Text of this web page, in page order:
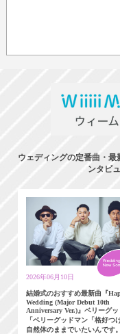
ウェディングの定番曲・
ンタビ
2026年06月10日
結婚式のおすすめ最新曲『
Wedding (Major Debut 10th
Anniversary Ver.)』ベリーグ
「ベリーグッドマン「格好つ
自然体のままでいたいんです